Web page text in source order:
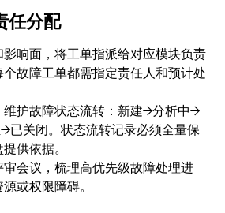
任分配
响面，将工单指派给对应模块负责
个故障工单都需指定责任人和预计处
维护故障状态流转：新建→分析中→
已关闭。状态流转记录必须全量保
供依据。
审会议，梳理高优先级故障处理进
或权限障碍。